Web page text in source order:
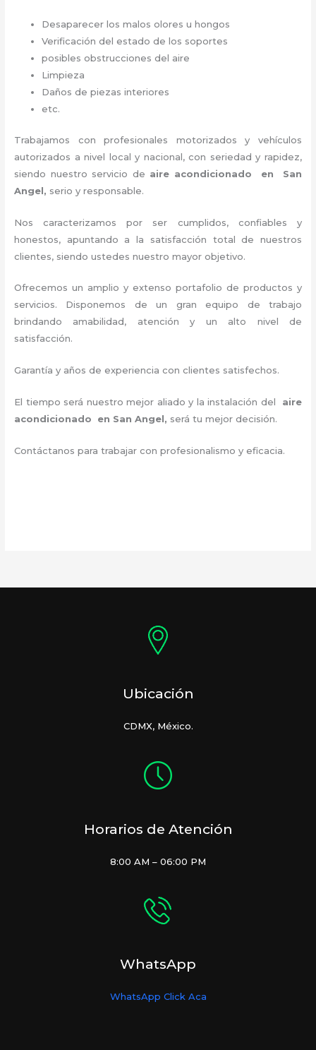
Desaparecer los malos olores u hongos
Verificación del estado de los soportes
posibles obstrucciones del aire
Limpieza
Daños de piezas interiores
etc.
Trabajamos con profesionales motorizados y vehículos
autorizados a nivel local y nacional, con seriedad y rapidez,
siendo nuestro servicio de aire acondicionado en San
Angel, serio y responsable.
Nos caracterizamos por ser cumplidos, confiables y
honestos, apuntando a la satisfacción total de nuestros
clientes, siendo ustedes nuestro mayor objetivo.
Ofrecemos un amplio y extenso portafolio de productos y
servicios. Disponemos de un gran equipo de trabajo
brindando amabilidad, atención y un alto nivel de
satisfacción.
Garantía y años de experiencia con clientes satisfechos.
El tiempo será nuestro mejor aliado y la instalación del aire
acondicionado en San Angel, será tu mejor decisión.
Contáctanos para trabajar con profesionalismo y eficacia.
Ubicación
CDMX, México.
Horarios de Atención
8:00 AM – 06:00 PM
WhatsApp
WhatsApp Click Aca